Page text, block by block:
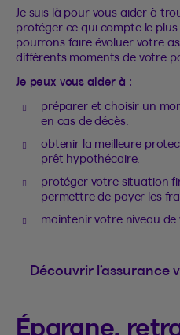
Je suis là pour vous aider à
protéger ce qui compte le
pourrons faire évoluer votre
différents moments de votre
Je peux vous aider à :
préparer et choisir un
en cas de décès.
obtenir la meilleure
prêt hypothécaire.
protéger votre situation
permettre de payer les
maintenir votre niveau de
Découvrir l’assurance
Épargne,